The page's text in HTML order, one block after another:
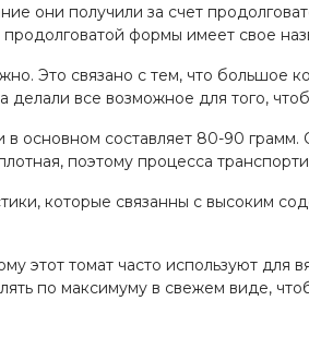
они получили за счет
формы имеет свое
Это связано с тем, что большое
все возможное для того,
основном составляет 80-90
поэтому процесса
которые связанны с высоким
этот томат часто используют для
по максимуму в свежем виде,